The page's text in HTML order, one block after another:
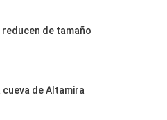
de tamaño
de Altamira